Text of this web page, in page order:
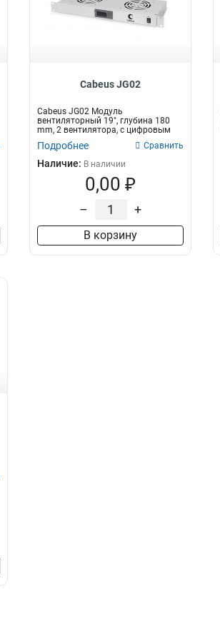
Cabeus JG02
Cabeus JG02 Модуль
вентиляторный 19", глубина 180
mm, 2 вентилятора, с цифровым
термодатчи...
Подробнее Сравнить
Наличие: В наличии
0,00 ₽
– +
В корзину